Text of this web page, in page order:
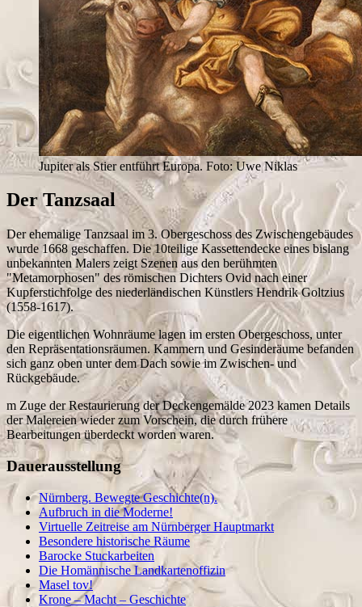
Jupiter als Stier entführt Europa. Foto: Uwe Niklas
Der Tanzsaal
Der ehemalige Tanzsaal im 3. Obergeschoss des Zwischengebäudes
wurde 1668 geschaffen. Die 10teilige Kassettendecke eines bislang
unbekannten Malers zeigt Szenen aus den berühmten
"Metamorphosen" des römischen Dichters Ovid nach einer
Kupferstichfolge des niederländischen Künstlers Hendrik Goltzius
(1558-1617).
Die eigentlichen Wohnräume lagen im ersten Obergeschoss, unter
den Repräsentationsräumen. Kammern und Gesinderäume befanden
sich ganz oben unter dem Dach sowie im Zwischen- und
Rückgebäude.
m Zuge der Restaurierung der Deckengemälde 2023 kamen Details
der Malereien wieder zum Vorschein, die durch frühere
Bearbeitungen überdeckt worden waren.
Dauerausstellung
Nürnberg. Bewegte Geschichte(n).
Aufbruch in die Moderne!
Virtuelle Zeitreise am Nürnberger Hauptmarkt
Besondere historische Räume
Barocke Stuckarbeiten
Die Homännische Landkartenoffizin
Masel tov!
Krone – Macht – Geschichte